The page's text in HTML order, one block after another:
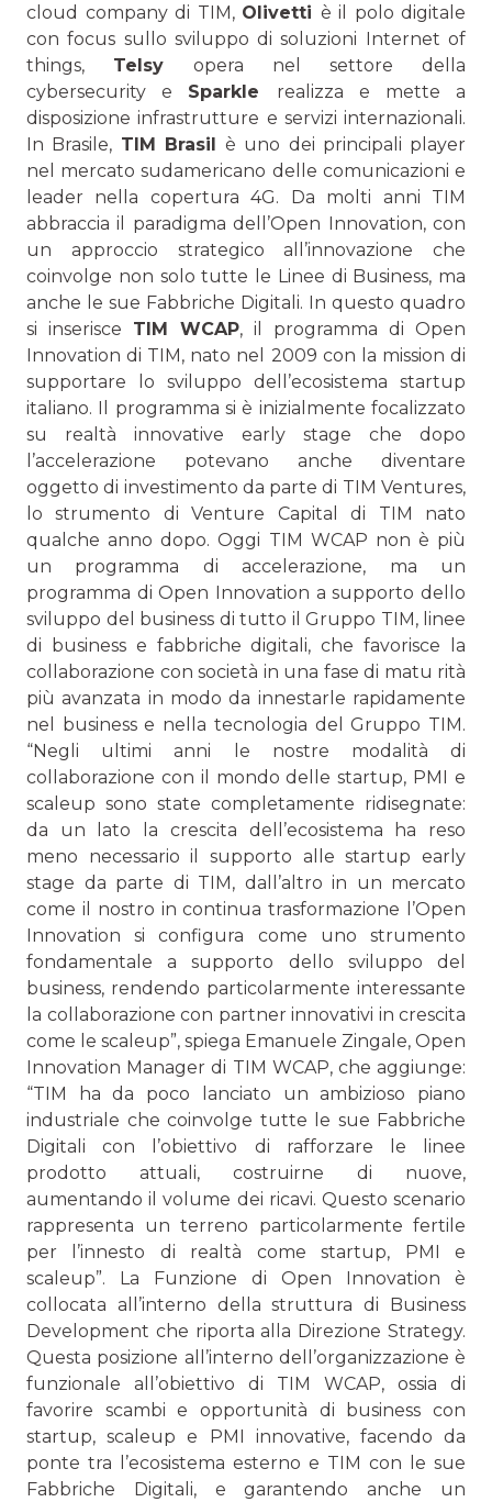
cloud company di TIM, Olivetti è il polo digitale
con focus sullo sviluppo di soluzioni Internet of
things, Telsy opera nel settore della
cybersecurity e Sparkle realizza e mette a
disposizione infrastrutture e servizi internazionali.
In Brasile, TIM Brasil è uno dei principali player
nel mercato sudamericano delle comunicazioni e
leader nella copertura 4G. Da molti anni TIM
abbraccia il paradigma dell’Open Innovation, con
un approccio strategico all’innovazione che
coinvolge non solo tutte le Linee di Business, ma
anche le sue Fabbriche Digitali. In questo quadro
si inserisce TIM WCAP, il programma di Open
Innovation di TIM, nato nel 2009 con la mission di
supportare lo sviluppo dell’ecosistema startup
italiano. Il programma si è inizialmente focalizzato
su realtà innovative early stage che dopo
l’accelerazione potevano anche diventare
oggetto di investimento da parte di TIM Ventures,
lo strumento di Venture Capital di TIM nato
qualche anno dopo. Oggi TIM WCAP non è più
un programma di accelerazione, ma un
programma di Open Innovation a supporto dello
sviluppo del business di tutto il Gruppo TIM, linee
di business e fabbriche digitali, che favorisce la
collaborazione con società in una fase di matu rità
più avanzata in modo da innestarle rapidamente
nel business e nella tecnologia del Gruppo TIM.
“Negli ultimi anni le nostre modalità di
collaborazione con il mondo delle startup, PMI e
scaleup sono state completamente ridisegnate:
da un lato la crescita dell’ecosistema ha reso
meno necessario il supporto alle startup early
stage da parte di TIM, dall’altro in un mercato
come il nostro in continua trasformazione l’Open
Innovation si configura come uno strumento
fondamentale a supporto dello sviluppo del
business, rendendo particolarmente interessante
la collaborazione con partner innovativi in crescita
come le scaleup”, spiega Emanuele Zingale, Open
Innovation Manager di TIM WCAP, che aggiunge:
“TIM ha da poco lanciato un ambizioso piano
industriale che coinvolge tutte le sue Fabbriche
Digitali con l’obiettivo di rafforzare le linee
prodotto attuali, costruirne di nuove,
aumentando il volume dei ricavi. Questo scenario
rappresenta un terreno particolarmente fertile
per l’innesto di realtà come startup, PMI e
scaleup”. La Funzione di Open Innovation è
collocata all’interno della struttura di Business
Development che riporta alla Direzione Strategy.
Questa posizione all’interno dell’organizzazione è
funzionale all’obiettivo di TIM WCAP, ossia di
favorire scambi e opportunità di business con
startup, scaleup e PMI innovative, facendo da
ponte tra l’ecosistema esterno e TIM con le sue
Fabbriche Digitali, e garantendo anche un